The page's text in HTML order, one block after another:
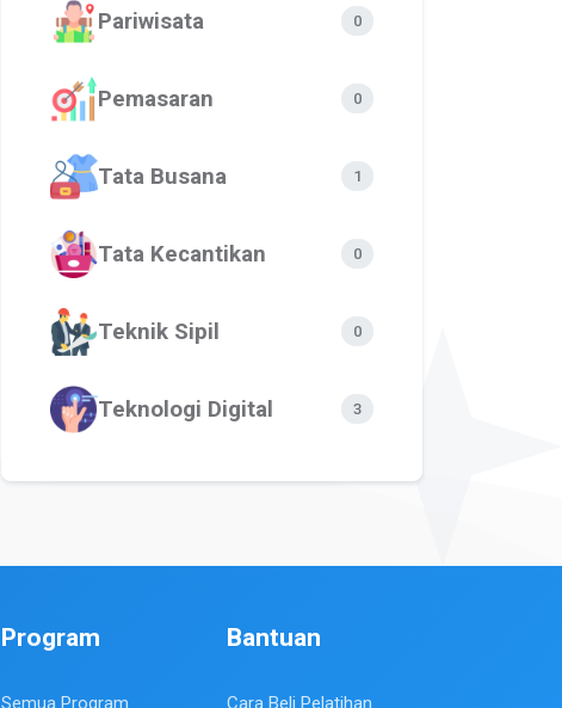
Pariwisata 0
Pemasaran 0
Tata Busana 1
Tata Kecantikan 0
Teknik Sipil 0
Teknologi Digital 3
Program
Semua Program
Bantuan
Cara Beli Pelatihan